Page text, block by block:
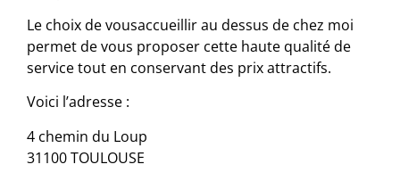
Le choix de vousaccueillir au dessus de chez moi
permet de vous proposer cette haute qualité de
service tout en conservant des prix attractifs.
Voici l’adresse :
4 chemin du Loup
31100 TOULOUSE